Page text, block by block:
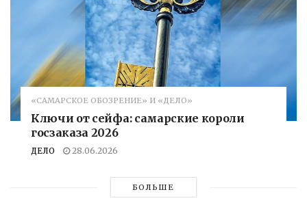
«САМАРСКОЕ ОБОЗРЕНИЕ» И «ДЕЛО»
Ключи от сейфа: самарские короли
госзаказа 2026
ДЕЛО 28.06.2026
БОЛЬШЕ